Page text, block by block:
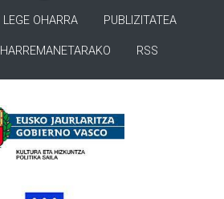
LEGE OHARRA PUBLIZITATEA
HARREMANETARAKO RSS